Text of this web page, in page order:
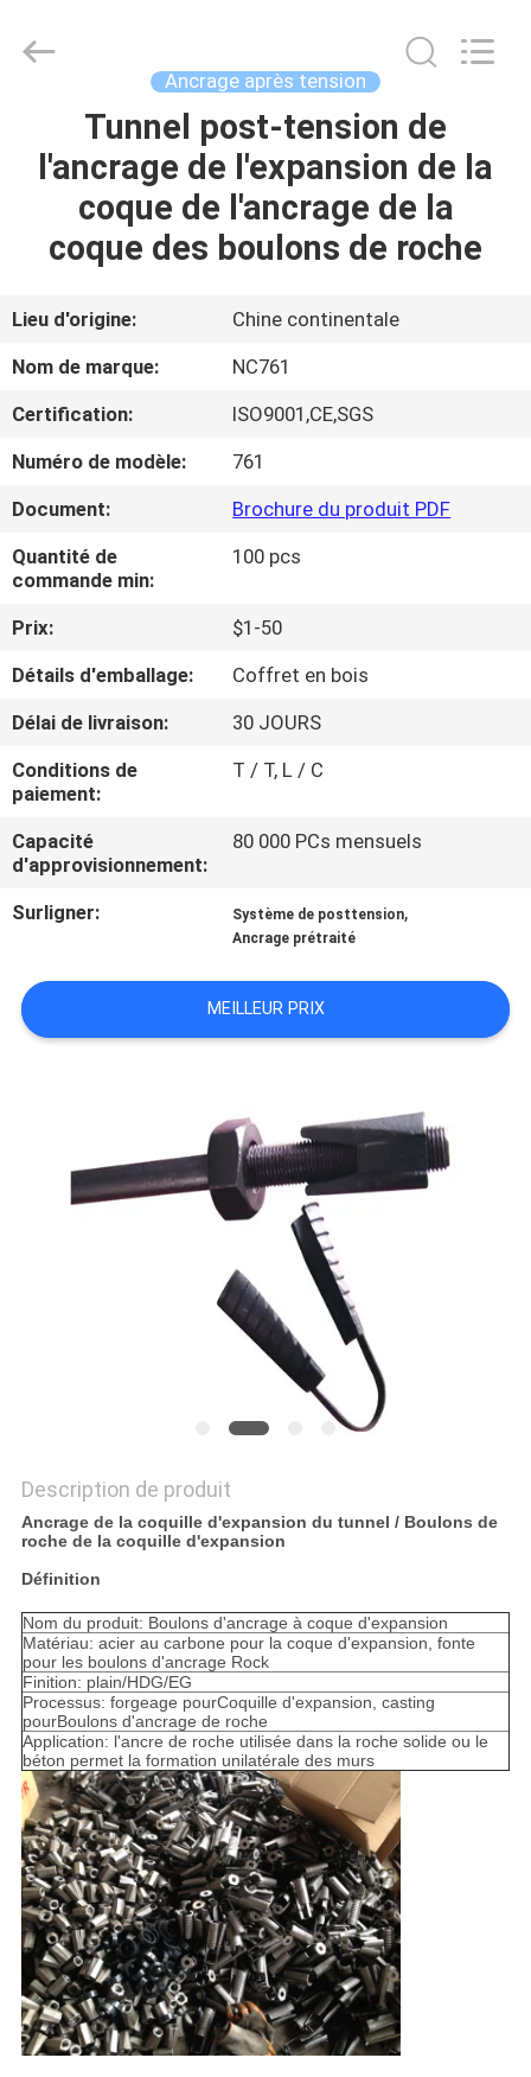
MAISON
VIDÉOS
À
PROPOS
DE
NOUS
VISITE
DE
L'USINE
CONTRÔLE
DE
LA
QUALITÉ
NOUS
CONTACTER
DEMANDEZ
UN DEVIS
DE
CONFIDENTIALITÉ
Sunrise
Foundry
Ancrage après tension
Tunnel post-tension de
l'ancrage de l'expansion de la
coque de l'ancrage de la
coque des boulons de roche
Lieu d'origine:
Chine continentale
Nom de marque:
NC761
Certification:
ISO9001,CE,SGS
Numéro de modèle:
761
Document:
Brochure du produit PDF
Quantité de
commande min:
100 pcs
Prix:
$1-50
Détails d'emballage:
Coffret en bois
Délai de livraison:
30 JOURS
Conditions de
paiement:
T / T, L / C
Capacité
d'approvisionnement:
80 000 PCs mensuels
Surligner: Système de posttension,
Ancrage prétraité
MEILLEUR PRIX
Description de produit
Ancrage de la coquille d'expansion du tunnel / Boulons de
roche de la coquille d'expansion
Définition
Nom du produit: Boulons d'ancrage à coque d'expansion
Matériau: acier au carbone pour la coque d'expansion, fonte
pour les boulons d'ancrage Rock
Finition: plain/HDG/EG
Processus: forgeage pourCoquille d'expansion, casting
pourBoulons d'ancrage de roche
Application: l'ancre de roche utilisée dans la roche solide ou le
béton permet la formation unilatérale des murs